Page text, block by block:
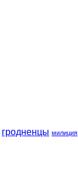
гродненцы милиция